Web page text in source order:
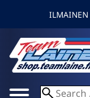
ILMAINEN